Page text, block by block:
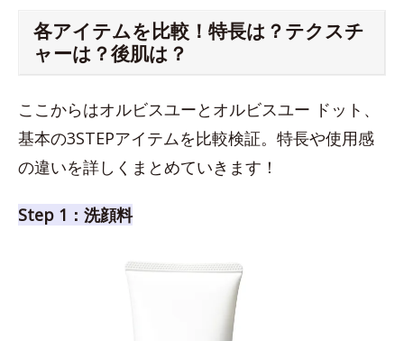
各アイテムを比較！特長は？テクスチ
ャーは？後肌は？
ここからはオルビスユーとオルビスユー ドット、
基本の3STEPアイテムを比較検証。特長や使用感
の違いを詳しくまとめていきます！
Step 1：洗顔料